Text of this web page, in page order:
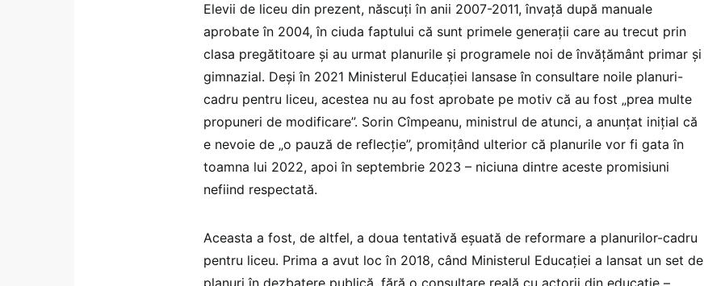
Elevii de liceu din prezent, născuți în anii 2007-2011, învață după manuale
aprobate în 2004, în ciuda faptului că sunt primele generații care au trecut prin
clasa pregătitoare și au urmat planurile și programele noi de învățământ primar și
gimnazial. Deși în 2021 Ministerul Educației lansase în consultare noile planuri-
cadru pentru liceu, acestea nu au fost aprobate pe motiv că au fost „prea multe
propuneri de modificare”. Sorin Cîmpeanu, ministrul de atunci, a anunțat inițial că
e nevoie de „o pauză de reflecție”, promițând ulterior că planurile vor fi gata în
toamna lui 2022, apoi în septembrie 2023 – niciuna dintre aceste promisiuni
nefiind respectată.
Aceasta a fost, de altfel, a doua tentativă eșuată de reformare a planurilor-cadru
pentru liceu. Prima a avut loc în 2018, când Ministerul Educației a lansat un set de